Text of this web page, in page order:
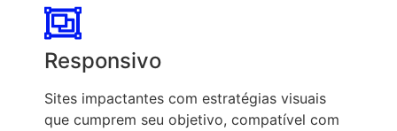
Responsivo
Sites impactantes com estratégias visuais
que cumprem seu objetivo, compatível com